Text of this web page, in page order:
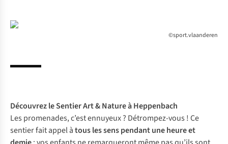
©sport.vlaanderen
Découvrez leSentier Art & Nature à Heppenbach
Les promenades, c’est ennuyeux ? Détrompez-vous ! Ce
sentier fait appel àtous les sens pendant une heure et